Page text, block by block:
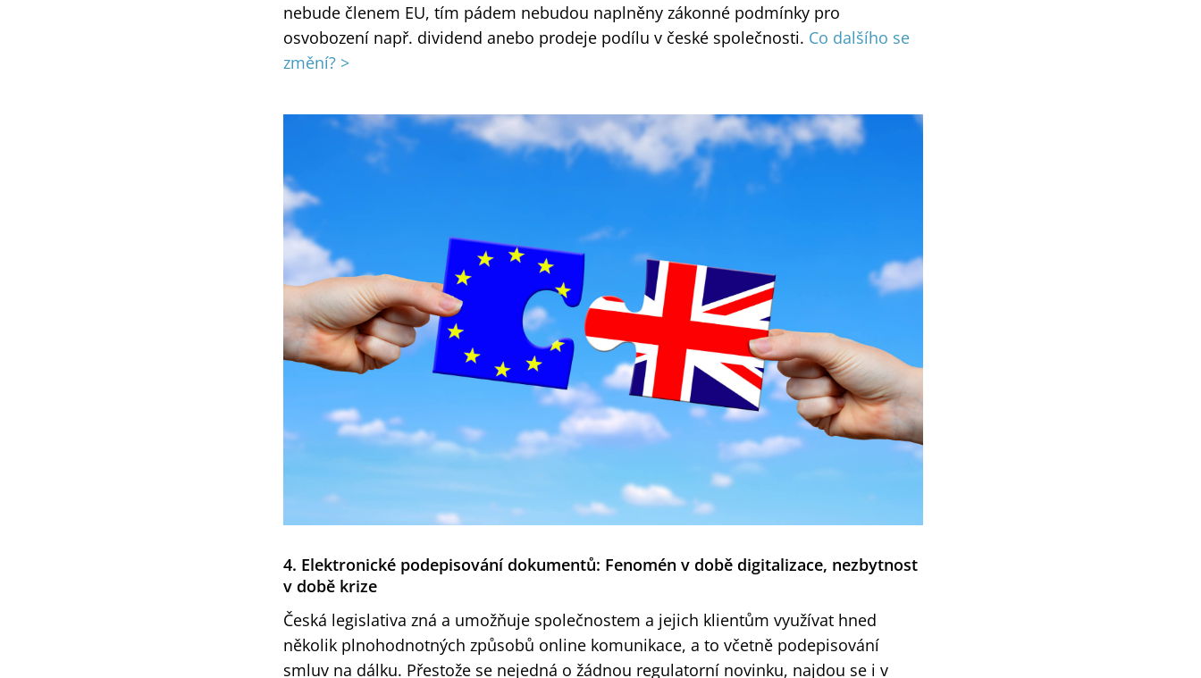
nebude členem EU, tím pádem nebudou naplněny zákonné podmínky pro
osvobození např. dividend anebo prodeje podílu v české společnosti. Co dalšího se
změní? >
4. Elektronické podepisování dokumentů: Fenomén v době digitalizace, nezbytnost
v době krize
Česká legislativa zná a umožňuje společnostem a jejich klientům využívat hned
několik plnohodnotných způsobů online komunikace, a to včetně podepisování
smluv na dálku. Přestože se nejedná o žádnou regulatorní novinku, najdou se i v